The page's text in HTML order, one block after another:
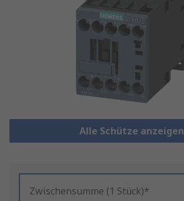
Alle Schütze anzeigen
Zwischensumme (1 Stück)*